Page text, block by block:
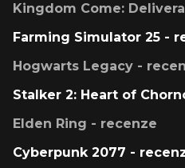
Kingdom Come:
Farming Simulator 25 -
Hogwarts Legacy -
Stalker 2: Heart of
Elden Ring - recenze
Cyberpunk 2077 -